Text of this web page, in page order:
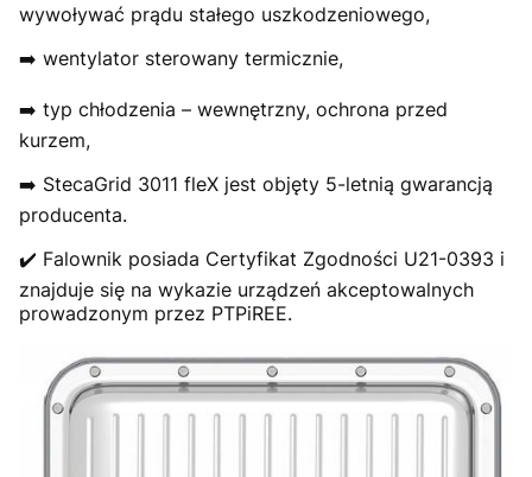
wywoływać prądu stałego uszkodzeniowego,
➡️ wentylator sterowany termicznie,
➡️ typ chłodzenia – wewnętrzny, ochrona przed
kurzem,
➡️ StecaGrid 3011 fleX jest objęty 5-letnią gwarancją
producenta.
✔️ Falownik posiada Certyfikat Zgodności U21-0393 i
znajduje się na wykazie urządzeń akceptowalnych
prowadzonym przez PTPiREE.